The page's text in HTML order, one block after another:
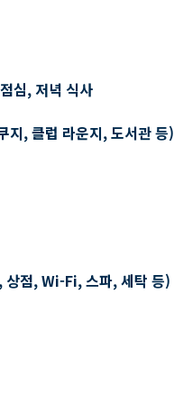
심, 저녁 식사
지, 클럽 라운지, 도서관 등)
상점, Wi-Fi, 스파, 세탁 등)